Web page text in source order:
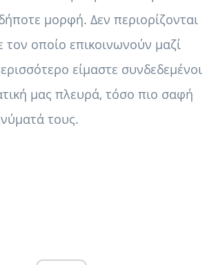
μορφή. Δεν περιορίζονται
οποίο επικοινωνούν μαζί
είμαστε συνδεδεμένοι
μας πλευρά, τόσο πιο σαφή
τους.